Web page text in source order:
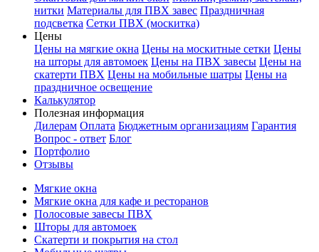
нитки Материалы для ПВХ завес Праздничная
подсветка Сетки ПВХ (москитка)
Цены
Цены на мягкие окна Цены на москитные сетки Цены
на шторы для автомоек Цены на ПВХ завесы Цены на
скатерти ПВХ Цены на мобильные шатры Цены на
праздничное освещение
Калькулятор
Полезная информация
Дилерам Оплата Бюджетным организациям Гарантия
Вопрос - ответ Блог
Портфолио
Отзывы
Мягкие окна
Мягкие окна для кафе и ресторанов
Полосовые завесы ПВХ
Шторы для автомоек
Скатерти и покрытия на стол